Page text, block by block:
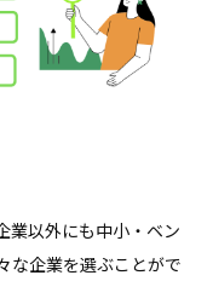
業以外にも中小・ベン
な企業を選ぶことがで